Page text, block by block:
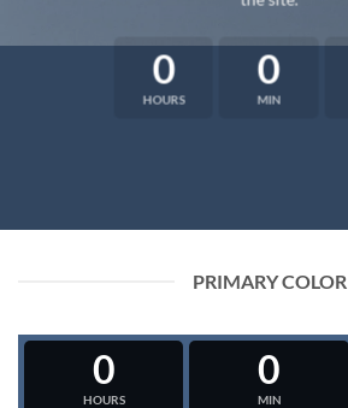
0
HOURS
0
MIN
PRIMARY COLOR
0
HOURS
0
MIN